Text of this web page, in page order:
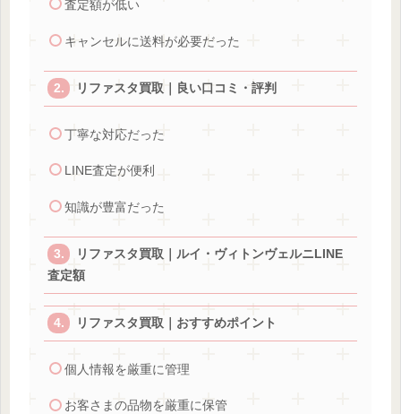
査定額が低い
キャンセルに送料が必要だった
リファスタ買取｜良い口コミ・評判
丁寧な対応だった
LINE査定が便利
知識が豊富だった
リファスタ買取｜ルイ・ヴィトンヴェルニLINE
査定額
リファスタ買取｜おすすめポイント
個人情報を厳重に管理
お客さまの品物を厳重に保管